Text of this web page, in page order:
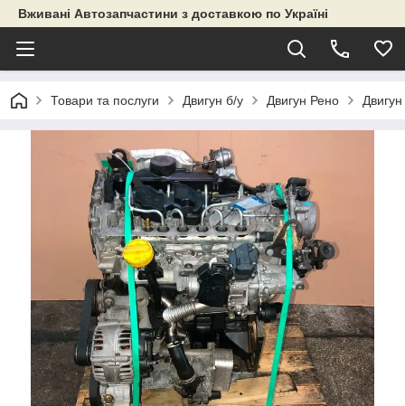
Вживані Автозапчастини з доставкою по Україні
Товари та послуги Двигун б/у Двигун Рено